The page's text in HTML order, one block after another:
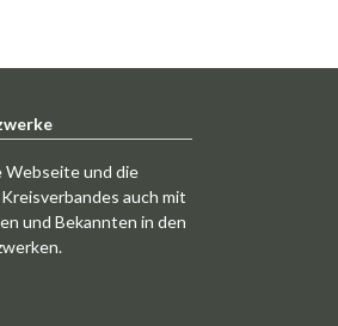
Webseite und die
auch mit
und Bekannten in den